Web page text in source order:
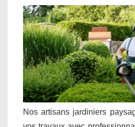
Nos artisans jardiniers